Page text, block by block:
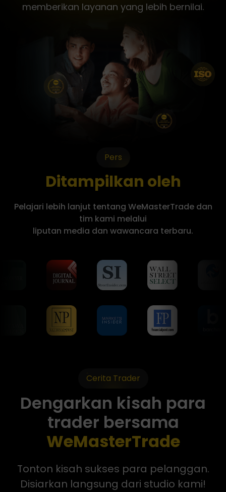
memberikan layanan yang lebih bernilai.
Pers
Ditampilkan oleh
Pelajari lebih lanjut tentang WeMasterTrade dan
tim kami melalui
liputan media dan wawancara terbaru.
Cerita Trader
Dengarkan kisah para
trader bersama
WeMasterTrade
Tonton kisah sukses para pelanggan.
Disiarkan langsung dari studio kami!